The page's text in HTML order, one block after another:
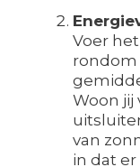
Voer
rondom
Woon jij
van
in dat